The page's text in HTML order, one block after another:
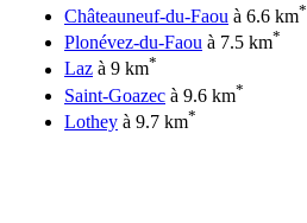
Châteauneuf-du-Faou à 6.6 km*
Plonévez-du-Faou à 7.5 km*
Laz à 9 km*
Saint-Goazec à 9.6 km*
Lothey à 9.7 km*